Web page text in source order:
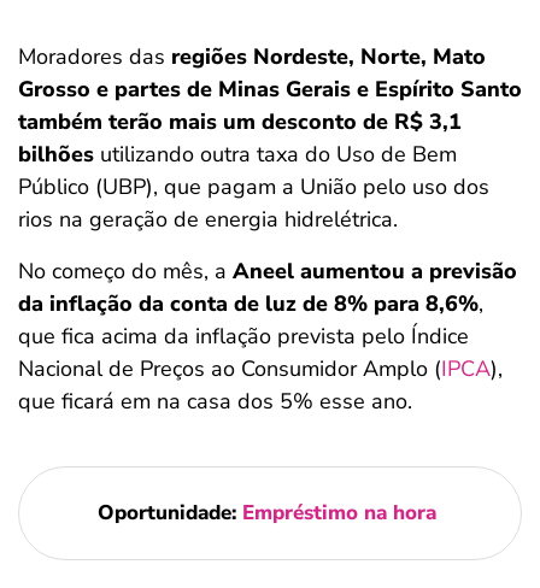
Moradores das regiões Nordeste, Norte, Mato
Grosso e partes de Minas Gerais e Espírito Santo
também terão mais um desconto de R$ 3,1
bilhões utilizando outra taxa do Uso de Bem
Público (UBP), que pagam a União pelo uso dos
rios na geração de energia hidrelétrica.
No começo do mês, a Aneel aumentou a previsão
da inflação da conta de luz de 8% para 8,6%,
que fica acima da inflação prevista pelo Índice
Nacional de Preços ao Consumidor Amplo (IPCA),
que ficará em na casa dos 5% esse ano.
Oportunidade: Empréstimo na hora